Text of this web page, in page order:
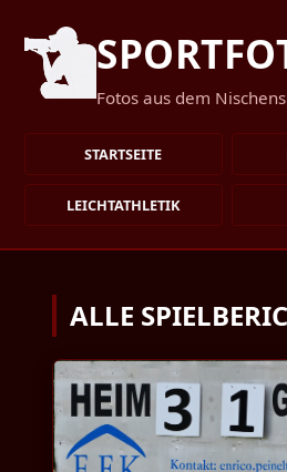
Fotos aus dem
STARTSEITE
LEICHTATHLETIK
ALLE